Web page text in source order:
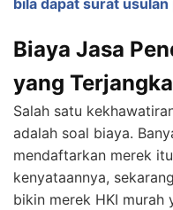
bila dapat surat
Biaya Jasa
yang
Salah satu
adalah soal biaya.
mendaftarkan merek
kenyataannya,
bikin merek HKI murah